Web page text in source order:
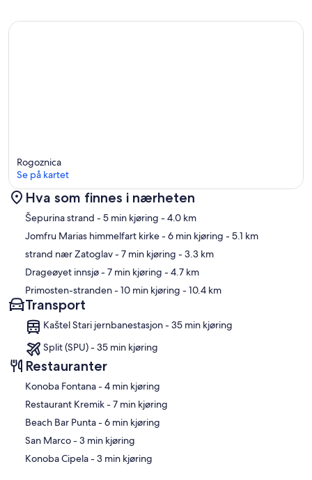
Kart
Rogoznica
Se på kartet
Hva som finnes i nærheten
Šepurina strand - 5 min kjøring - 4.0 km
Jomfru Marias himmelfart kirke- 6 min kjøring - 5.1 km
strand nær Zatoglav- 7 min kjøring - 3.3 km
Drageøyet innsjø- 7 min kjøring - 4.7 km
Primosten-stranden- 10 min kjøring - 10.4 km
Transport
Kaštel Stari jernbanestasjon - 35 min kjøring
Split (SPU) - 35 min kjøring
Restauranter
‪Konoba Fontana - ‬4 min kjøring
‪Restaurant Kremik - ‬7 min kjøring
‪Beach Bar Punta - ‬6 min kjøring
‪San Marco - ‬3 min kjøring
‪Konoba Cipela - ‬3 min kjøring